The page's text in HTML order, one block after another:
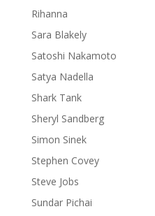
Rihanna
Sara Blakely
Satoshi Nakamoto
Satya Nadella
Shark Tank
Sheryl Sandberg
Simon Sinek
Stephen Covey
Steve Jobs
Sundar Pichai